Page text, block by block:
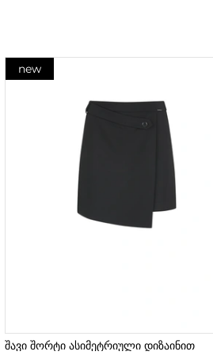
new
შავი შორტი ასიმეტრიული დიზაინით